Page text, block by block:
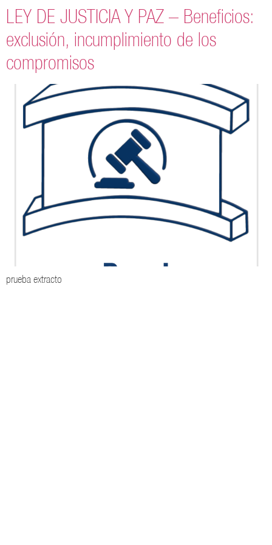
LEY DE JUSTICIA Y PAZ – Beneficios:
exclusión, incumplimiento de los
compromisos
prueba extracto